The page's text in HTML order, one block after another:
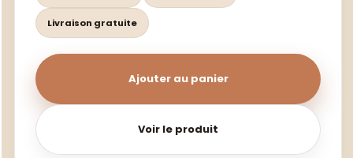
Livraison gratuite
Ajouter au panier
Voir le produit